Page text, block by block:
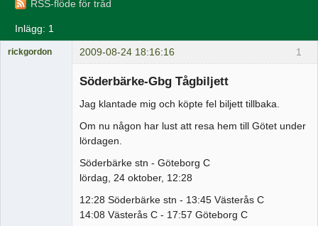
RSS-flöde för tråd
Inlägg: 1
1
rickgordon 2009-08-24 18:16:16
Söderbärke-Gbg Tågbiljett
Jag klantade mig och köpte fel biljett tillbaka.
Om nu någon har lust att resa hem till Götet under
lördagen.
Söderbärke stn - Göteborg C
lördag, 24 oktober, 12:28
12:28 Söderbärke stn - 13:45 Västerås C
14:08 Västerås C - 17:57 Göteborg C